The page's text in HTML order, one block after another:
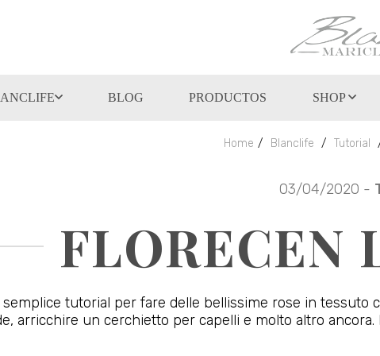
BLOG PRODUCTOS SHOP
Home Blanclife Tutorial
03/04/2020 -
FLORECEN
semplice tutorial per fare delle bellissime rose in tessuto
arricchire un cerchietto per capelli e molto altro ancora.